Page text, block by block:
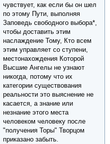
чувствует, как если бы он шел
по этому Пути, выполняя
Заповедь свободного выбора*,
чтобы доставить этим
наслаждение Тому, Кто всем
этим управляет со ступени,
местонахождения Которой
Высшие Ангелы не узнают
никогда, потому что их
категории существования
реальности это выяснение не
касается, а знание или
незнание этого места
человеком человеку после
"получения Торы" Творцом
приказано забыть.